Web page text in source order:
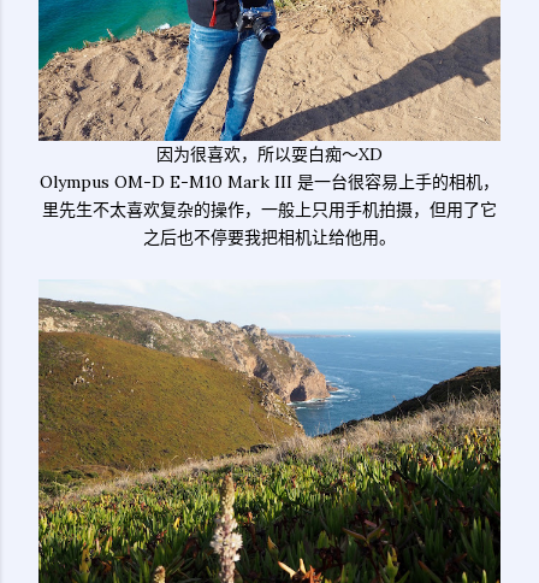
因为很喜欢，所以耍白痴～XD
Olympus OM-D E-M10 Mark III 是一台很容易上手的相机，
里先生不太喜欢复杂的操作，一般上只用手机拍摄，但用了它
之后也不停要我把相机让给他用。